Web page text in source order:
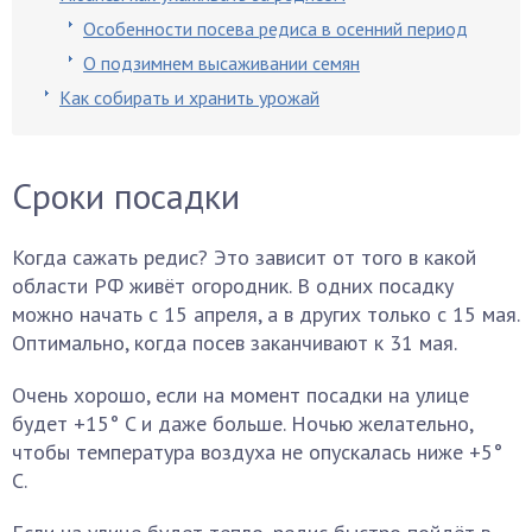
Особенности посева редиса в осенний период
О подзимнем высаживании семян
Как собирать и хранить урожай
Сроки посадки
Когда сажать редис? Это зависит от того в какой
области РФ живёт огородник. В одних посадку
можно начать с 15 апреля, а в других только с 15 мая.
Оптимально, когда посев заканчивают к 31 мая.
Очень хорошо, если на момент посадки на улице
будет +15° C и даже больше. Ночью желательно,
чтобы температура воздуха не опускалась ниже +5°
C.